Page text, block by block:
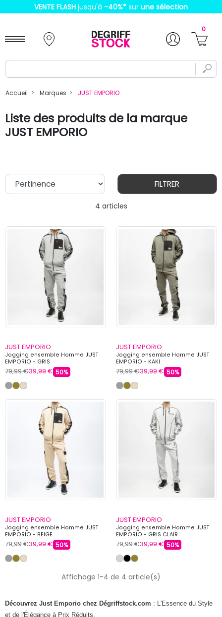
VENTE FLASH jusqu'à -40%* sur une sélection
0
Accueil Marques JUST EMPORIO
Liste des produits de la marque
JUST EMPORIO
4 articles
FILTRER
JUST EMPORIO
Jogging ensemble Homme JUST
EMPORIO - GRIS
79,99 €39,99 € 50%
JUST EMPORIO
Jogging ensemble Homme JUST
EMPORIO - KAKI
79,99 €39,99 € 50%
JUST EMPORIO
Jogging ensemble Homme JUST
EMPORIO - BEIGE
79,99 €39,99 € 50%
JUST EMPORIO
Jogging ensemble Homme JUST
EMPORIO - GRIS CLAIR
79,99 €39,99 € 50%
Affichage 1-4 de 4 article(s)
Découvrez Just Emporio chez Dégriffstock.com : L'Essence du Style
et de l'Élégance à Prix Réduits.